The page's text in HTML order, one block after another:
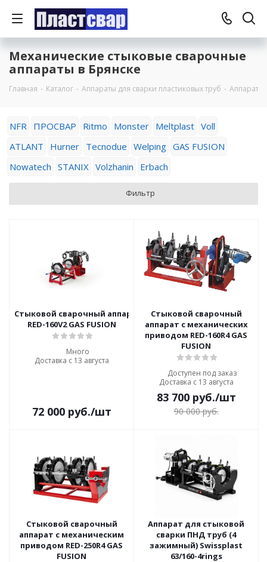
Механические стыковые сварочные
аппараты в Брянске
Главная - Каталог - Аппараты для сварки пластиковых труб - Аппараты
NFR ПРОСВАР Ritmo Monster Meltplast Voll
ATLANT
Hurner Tecnodue Welping GAS FUSION
Nowatech STANIX Volzhanin Erbach
Фильтр
Стыковой сварочный аппарат с механическим приводом
RED-160V2 GAS FUSION
Много
Доставка с 13 августа
72 000руб./шт
Стыковой сварочный
аппарат с механических
приводом RED-160R4 GAS
FUSION
Доступен под заказ
Доставка с 13 августа
83 700руб./шт
90 000руб.
Стыковой сварочный
аппарат с механическим
приводом RED-250R4 GAS
FUSION
Аппарат для стыковой
сварки ПНД труб (4
зажимный) Swissplast
63/160-4rings